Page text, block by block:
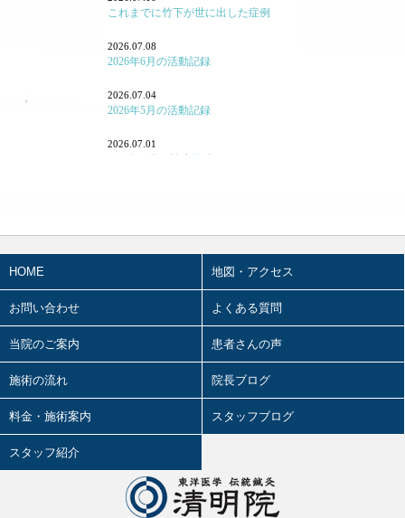
「怒り方」の大事
｢泣く｣とはどういうことか
「痛み」について
婦人科疾患と東洋医学
小児科疾患と東洋医学
花粉症と東洋医学
疲労と東洋医学
これまでに竹下が世に出した症例
2026.07.08
2026年6月の活動記録
2026.07.04
2026年5月の活動記録
2026.07.01
2026年4月の活動記録
2026.05.02
2026.03.27
2026.03.24
2026年2月の活動記録
HOME 地図・アクセス
お問い合わせ よくある質問
当院のご案内 患者さんの声
施術の流れ 院長ブログ
料金・施術案内 スタッフブログ
スタッフ紹介